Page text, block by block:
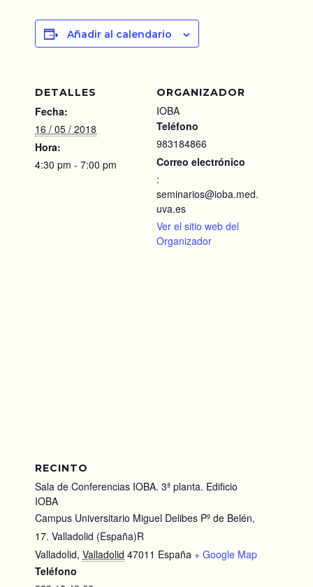
Añadir al calendario
DETALLES
Fecha:
16 / 05 / 2018
Hora:
4:30 pm - 7:00 pm
ORGANIZADOR
IOBA
Teléfono
983184866
Correo electrónico
:
seminarios@ioba.med.
uva.es
Ver el sitio web del
Organizador
RECINTO
Sala de Conferencias IOBA. 3ª planta. Edificio
IOBA
Campus Universitario Miguel Delibes Pº de Belén,
17. Valladolid (España)R
Valladolid, Valladolid 47011 España + Google Map
Teléfono